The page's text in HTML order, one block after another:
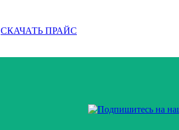
СКАЧАТЬ ПРАЙС